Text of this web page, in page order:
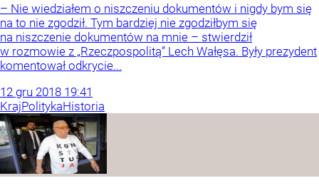
– Nie wiedziałem o niszczeniu dokumentów i nigdy bym się
na to nie zgodził. Tym bardziej nie zgodziłbym się
na niszczenie dokumentów na mnie – stwierdził
w rozmowie z „Rzeczpospolitą” Lech Wałęsa. Były prezydent
komentował odkrycie...
12 gru 2018 19:41
KrajPolitykaHistoria